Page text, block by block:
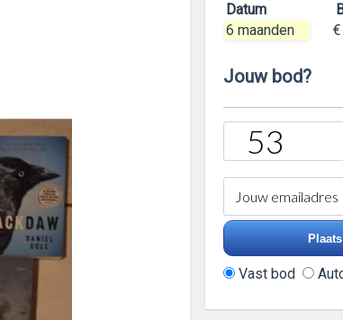
Datum
6 maanden
Jouw bod?
Vast bod